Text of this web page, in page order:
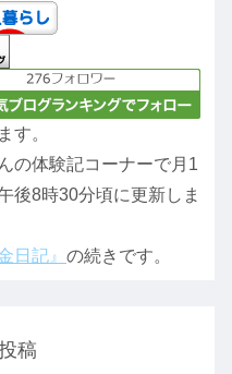
す。
の体験記コーナーで月1
後8時30分頃に更新しま
日記』 の続きです。
稿